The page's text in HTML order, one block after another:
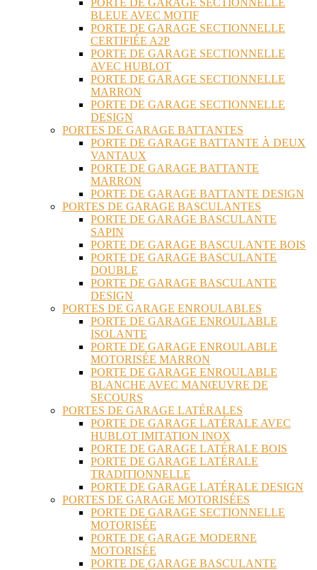
PORTE DE GARAGE SECTIONNELLE
BLEUE AVEC MOTIF
PORTE DE GARAGE SECTIONNELLE
CERTIFIÉE A2P
PORTE DE GARAGE SECTIONNELLE
AVEC HUBLOT
PORTE DE GARAGE SECTIONNELLE
MARRON
PORTE DE GARAGE SECTIONNELLE
DESIGN
PORTES DE GARAGE BATTANTES
PORTE DE GARAGE BATTANTE À DEUX
VANTAUX
PORTE DE GARAGE BATTANTE
MARRON
PORTE DE GARAGE BATTANTE DESIGN
PORTES DE GARAGE BASCULANTES
PORTE DE GARAGE BASCULANTE
SAPIN
PORTE DE GARAGE BASCULANTE BOIS
PORTE DE GARAGE BASCULANTE
DOUBLE
PORTE DE GARAGE BASCULANTE
DESIGN
PORTES DE GARAGE ENROULABLES
PORTE DE GARAGE ENROULABLE
ISOLANTE
PORTE DE GARAGE ENROULABLE
MOTORISÉE MARRON
PORTE DE GARAGE ENROULABLE
BLANCHE AVEC MANŒUVRE DE
SECOURS
PORTES DE GARAGE LATÉRALES
PORTE DE GARAGE LATÉRALE AVEC
HUBLOT IMITATION INOX
PORTE DE GARAGE LATÉRALE BOIS
PORTE DE GARAGE LATÉRALE
TRADITIONNELLE
PORTE DE GARAGE LATÉRALE DESIGN
PORTES DE GARAGE MOTORISÉES
PORTE DE GARAGE SECTIONNELLE
MOTORISÉE
PORTE DE GARAGE MODERNE
MOTORISÉE
PORTE DE GARAGE BASCULANTE